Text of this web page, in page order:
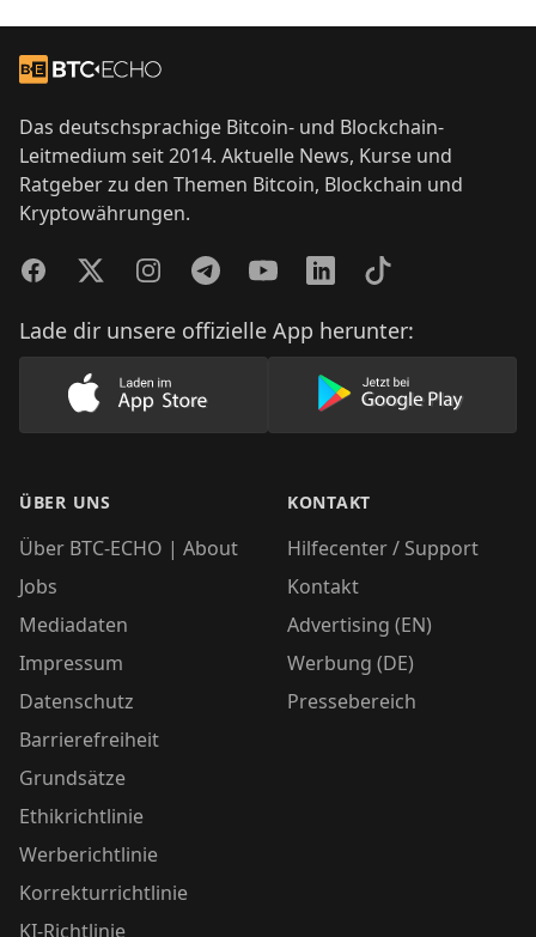
Zur Startseite
Das deutschsprachige Bitcoin- und Blockchain-
Leitmedium seit 2014. Aktuelle News, Kurse und
Ratgeber zu den Themen Bitcoin, Blockchain und
Kryptowährungen.
FacebookTwitterInstagramTelegramYouTubeLinkedInTikTok
Lade dir unsere offizielle App herunter:
Lade unsere App im AppStore herunter
Lade unsere
ÜBER UNS
Über BTC-ECHO | About
Jobs
Mediadaten
Impressum
Datenschutz
Barrierefreiheit
Grundsätze
Ethikrichtlinie
Werberichtlinie
Korrekturrichtlinie
KI-Richtlinie
KONTAKT
Hilfecenter / Support
Kontakt
Advertising (EN)
Werbung (DE)
Pressebereich